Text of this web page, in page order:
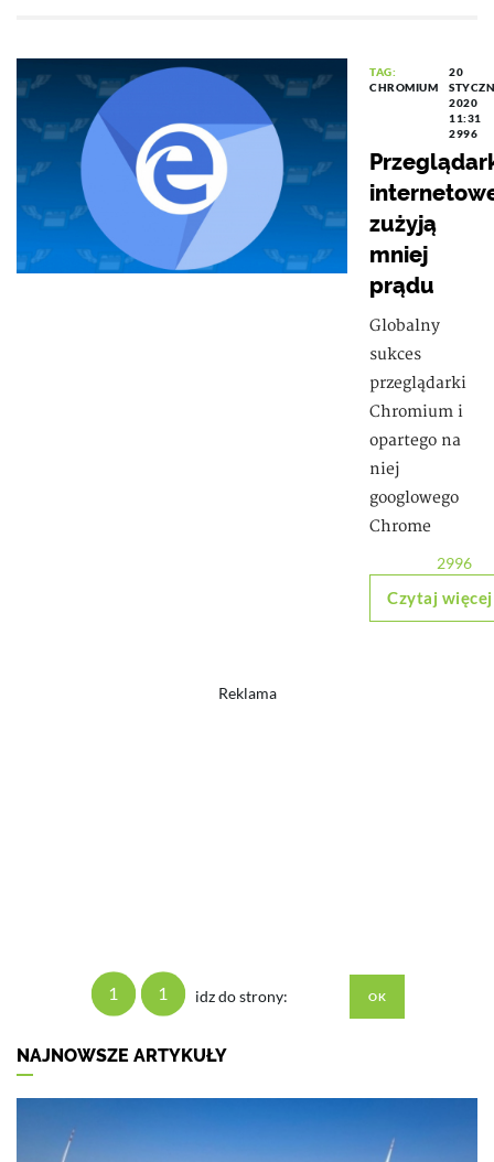
TAG:
CHROMIUM
20
2020
11:31
2996
zużyją
mniej
prądu
Globalny
sukces
przeglądarki
Chromium i
opartego na
niej
googlowego
Chrome
2996
Czytaj więcej
Reklama
1 1 idz do strony:
NAJNOWSZE ARTYKUŁY